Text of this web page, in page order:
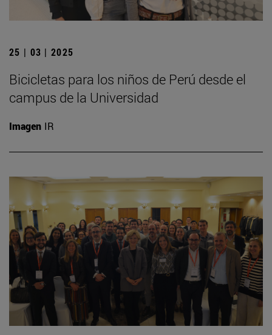
25 | 03 | 2025
Bicicletas para los niños de Perú desde el
campus de la Universidad
Imagen IR